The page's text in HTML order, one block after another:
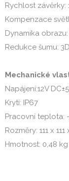
Rychlost závěrky:
Kompenzace
Dynamika obrazu:
Redukce šumu:
Mechanické
Napájení:12V
Krytí: IP67
Pracovní teplota: -
Rozměry: 111 x
Hmotnost: 0,48 kg